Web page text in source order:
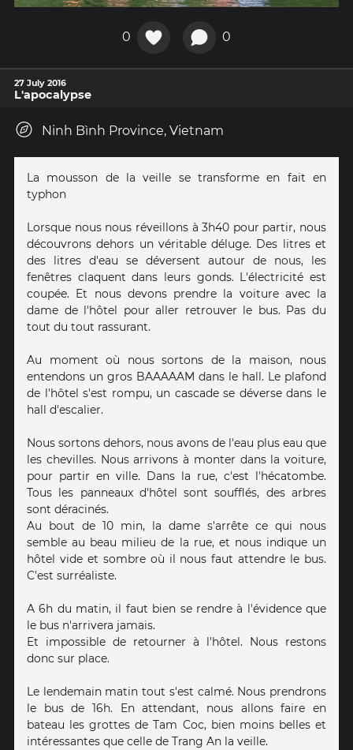
0 0
27 July 2016
L'apocalypse
Ninh Bình Province, Vietnam
La mousson de la veille se transforme en fait en
typhon
Lorsque nous nous réveillons à 3h40 pour partir, nous
découvrons dehors un véritable déluge. Des litres et
des litres d'eau se déversent autour de nous, les
fenêtres claquent dans leurs gonds. L'électricité est
coupée. Et nous devons prendre la voiture avec la
dame de l'hôtel pour aller retrouver le bus. Pas du
tout du tout rassurant.
Au moment où nous sortons de la maison, nous
entendons un gros BAAAAAM dans le hall. Le plafond
de l'hôtel s'est rompu, un cascade se déverse dans le
hall d'escalier.
Nous sortons dehors, nous avons de l'eau plus eau que
les chevilles. Nous arrivons à monter dans la voiture,
pour partir en ville. Dans la rue, c'est l'hécatombe.
Tous les panneaux d'hôtel sont soufflés, des arbres
sont déracinés.
Au bout de 10 min, la dame s'arrête ce qui nous
semble au beau milieu de la rue, et nous indique un
hôtel vide et sombre où il nous faut attendre le bus.
C'est surréaliste.
A 6h du matin, il faut bien se rendre à l'évidence que
le bus n'arrivera jamais.
Et impossible de retourner à l'hôtel. Nous restons
donc sur place.
Le lendemain matin tout s'est calmé. Nous prendrons
le bus de 16h. En attendant, nous allons faire en
bateau les grottes de Tam Coc, bien moins belles et
intéressantes que celle de Trang An la veille.